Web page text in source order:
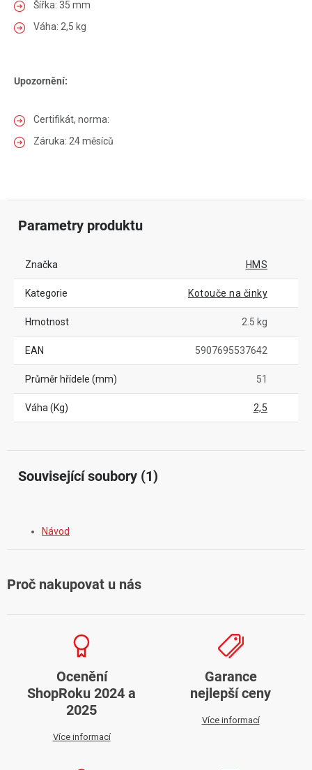
Šířka: 35 mm
Váha: 2,5 kg
Upozornění:
Certifikát, norma:
Záruka: 24 měsíců
Parametry produktu
Značka HMS
Kategorie Kotouče na činky
Hmotnost 2.5 kg
EAN 5907695537642
Průměr hřídele (mm) 51
Váha (Kg) 2,5
Související soubory (1)
Návod
Proč nakupovat u nás
Ocenění
ShopRoku 2024 a
2025
Více informací
Garance
nejlepší ceny
Více informací